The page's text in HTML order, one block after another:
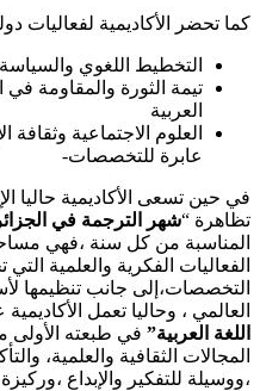
كما تحضر الأكاديمية لفعاليات
التخطيط اللغوي والسياسة
تيمة الثورة والمقاومة في
العربية
العلوم الاجتماعية
عابرة للتخصصات-
في حين تسعى الأكاديمية حاليا
تظاهرة “شهر الترجمة في
المناسبة من كل سنة ،فهي
الفعاليات الفكرية والعلمية
التخصصات،إلى جانب تنظيمها
العالمي ، وحاليا تعمل
اللغة العربية” في طبعته
المجالات الثقافية والعلمية،
،ووسيلة للتفكير والإبداع